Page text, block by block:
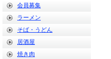
会員募集
ラーメン
そば・うどん
居酒屋
焼き肉